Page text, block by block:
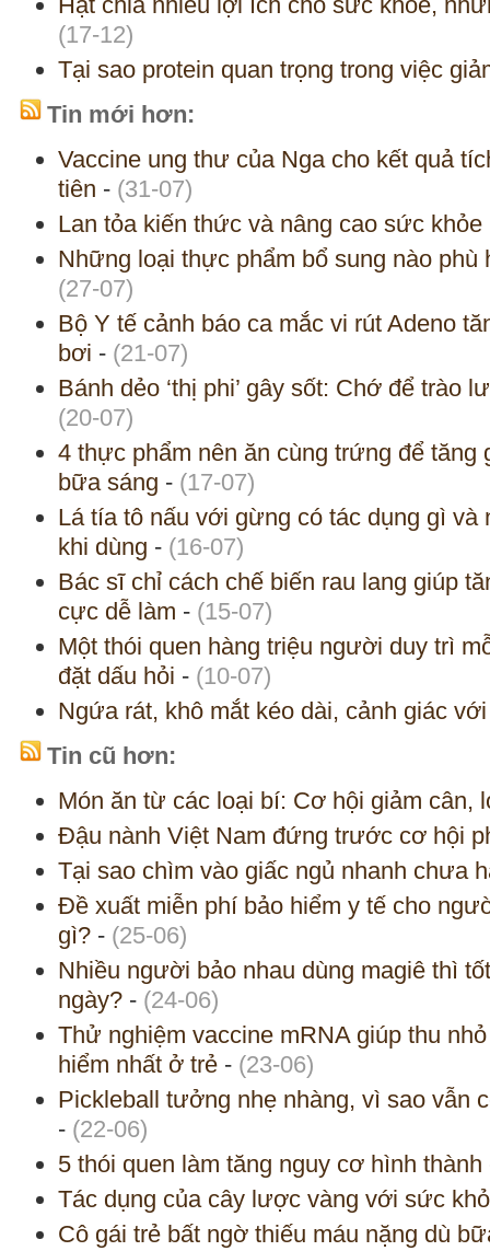
(17-12)
Tại sao protein quan trọng trong việc
Tin mới hơn:
Vaccine ung thư của Nga cho kết quả
tiên - (31-07)
Lan tỏa kiến thức và nâng cao sức
Những loại thực phẩm bổ sung nào
(27-07)
Bộ Y tế cảnh báo ca mắc vi rút Adeno
bơi - (21-07)
Bánh dẻo ‘thị phi’ gây sốt: Chớ để trào
(20-07)
4 thực phẩm nên ăn cùng trứng để tăng
bữa sáng - (17-07)
Lá tía tô nấu với gừng có tác dụng gì và
khi dùng - (16-07)
Bác sĩ chỉ cách chế biến rau lang giúp
cực dễ làm - (15-07)
Một thói quen hàng triệu người duy trì
đặt dấu hỏi - (10-07)
Ngứa rát, khô mắt kéo dài, cảnh giác
Tin cũ hơn:
Món ăn từ các loại bí: Cơ hội giảm cân,
Đậu nành Việt Nam đứng trước cơ hội
Tại sao chìm vào giấc ngủ nhanh chưa
Đề xuất miễn phí bảo hiểm y tế cho
gì? - (25-06)
Nhiều người bảo nhau dùng magiê thì
ngày? - (24-06)
Thử nghiệm vaccine mRNA giúp thu
hiểm nhất ở trẻ - (23-06)
Pickleball tưởng nhẹ nhàng, vì sao vẫn
- (22-06)
5 thói quen làm tăng nguy cơ hình
Tác dụng của cây lược vàng với sức
Cô gái trẻ bất ngờ thiếu máu nặng dù